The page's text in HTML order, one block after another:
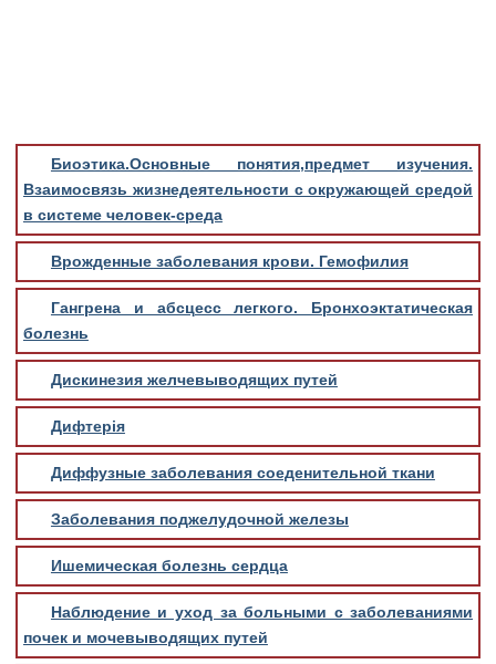
Обратная связь
Добавить материал
Биоэтика.Основные понятия,предмет изучения.
Взаимосвязь жизнедеятельности с окружающей средой
в системе человек-среда
Врожденные заболевания крови. Гемофилия
Гангрена и абсцесс легкого. Бронхоэктатическая
болезнь
Дискинезия желчевыводящих путей
Дифтерія
Диффузные заболевания соеденительной ткани
Заболевания поджелудочной железы
Ишемическая болезнь сердца
Наблюдение и уход за больными с заболеваниями
почек и мочевыводящих путей